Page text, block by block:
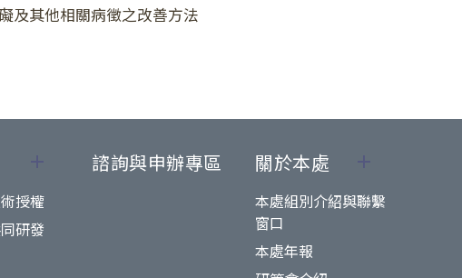
及其他相關病徵之改善方法
授權
研發
諮詢與申辦專區 關於本處
本處組別介紹與聯繫
窗口
本處年報